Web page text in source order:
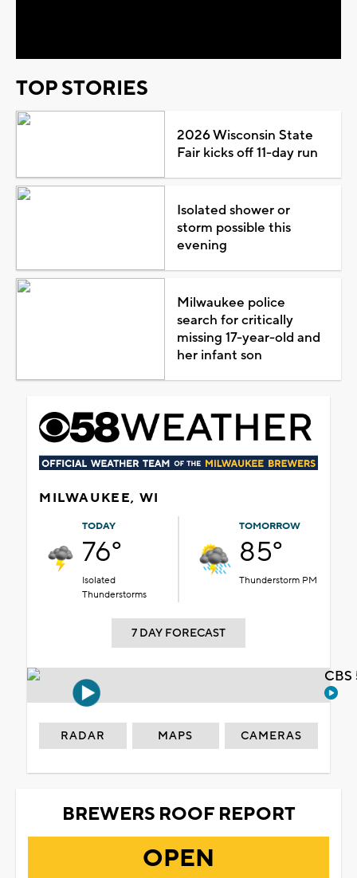
TOP STORIES
2026 Wisconsin State
Fair kicks off 11-day run
Isolated shower or
storm possible this
evening
Milwaukee police
search for critically
missing 17-year-old and
her infant son
MILWAUKEE, WI
TODAY
76°
Isolated
Thunderstorms
TOMORROW
85°
Thunderstorm PM
7 DAY FORECAST
RADAR MAPS CAMERAS
BREWERS ROOF REPORT
OPEN